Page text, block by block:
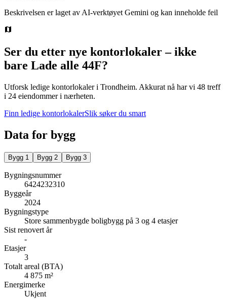
Beskrivelsen er laget av AI-verktøyet Gemini og kan inneholde feil
Ser du etter nye kontorlokaler – ikke
bare Lade alle 44F?
Utforsk ledige kontorlokaler i Trondheim. Akkurat nå har vi 48 treff
i 24 eiendommer i nærheten.
Finn ledige kontorlokalerSlik søker du smart
Data for bygg
Bygg 1 Bygg 2 Bygg 3
Bygningsnummer
6424232310
Byggeår
2024
Bygningstype
Store sammenbygde boligbygg på 3 og 4 etasjer
Sist renovert år
-
Etasjer
3
Totalt areal (BTA)
4 875 m²
Energimerke
Ukjent